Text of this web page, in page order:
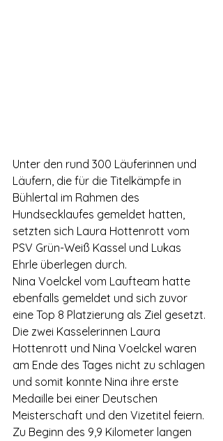
Unter den rund 300 Läuferinnen und
Läufern, die für die Titelkämpfe in
Bühlertal im Rahmen des
Hundsecklaufes gemeldet hatten,
setzten sich Laura Hottenrott vom
PSV Grün-Weiß Kassel und Lukas
Ehrle überlegen durch.
Nina Voelckel vom Laufteam hatte
ebenfalls gemeldet und sich zuvor
eine Top 8 Platzierung als Ziel gesetzt.
Die zwei Kasselerinnen Laura
Hottenrott und Nina Voelckel waren
am Ende des Tages nicht zu schlagen
und somit konnte Nina ihre erste
Medaille bei einer Deutschen
Meisterschaft und den Vizetitel feiern.
Zu Beginn des 9,9 Kilometer langen